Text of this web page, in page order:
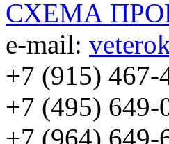
СХЕМА
e-mail:
+7 (915) 467-
+7 (495) 649-